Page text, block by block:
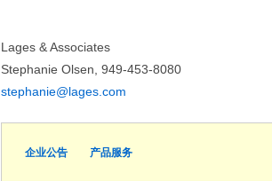
Lages & Associates
Stephanie Olsen, 949-453-8080
stephanie@lages.com
企业公告 产品服务